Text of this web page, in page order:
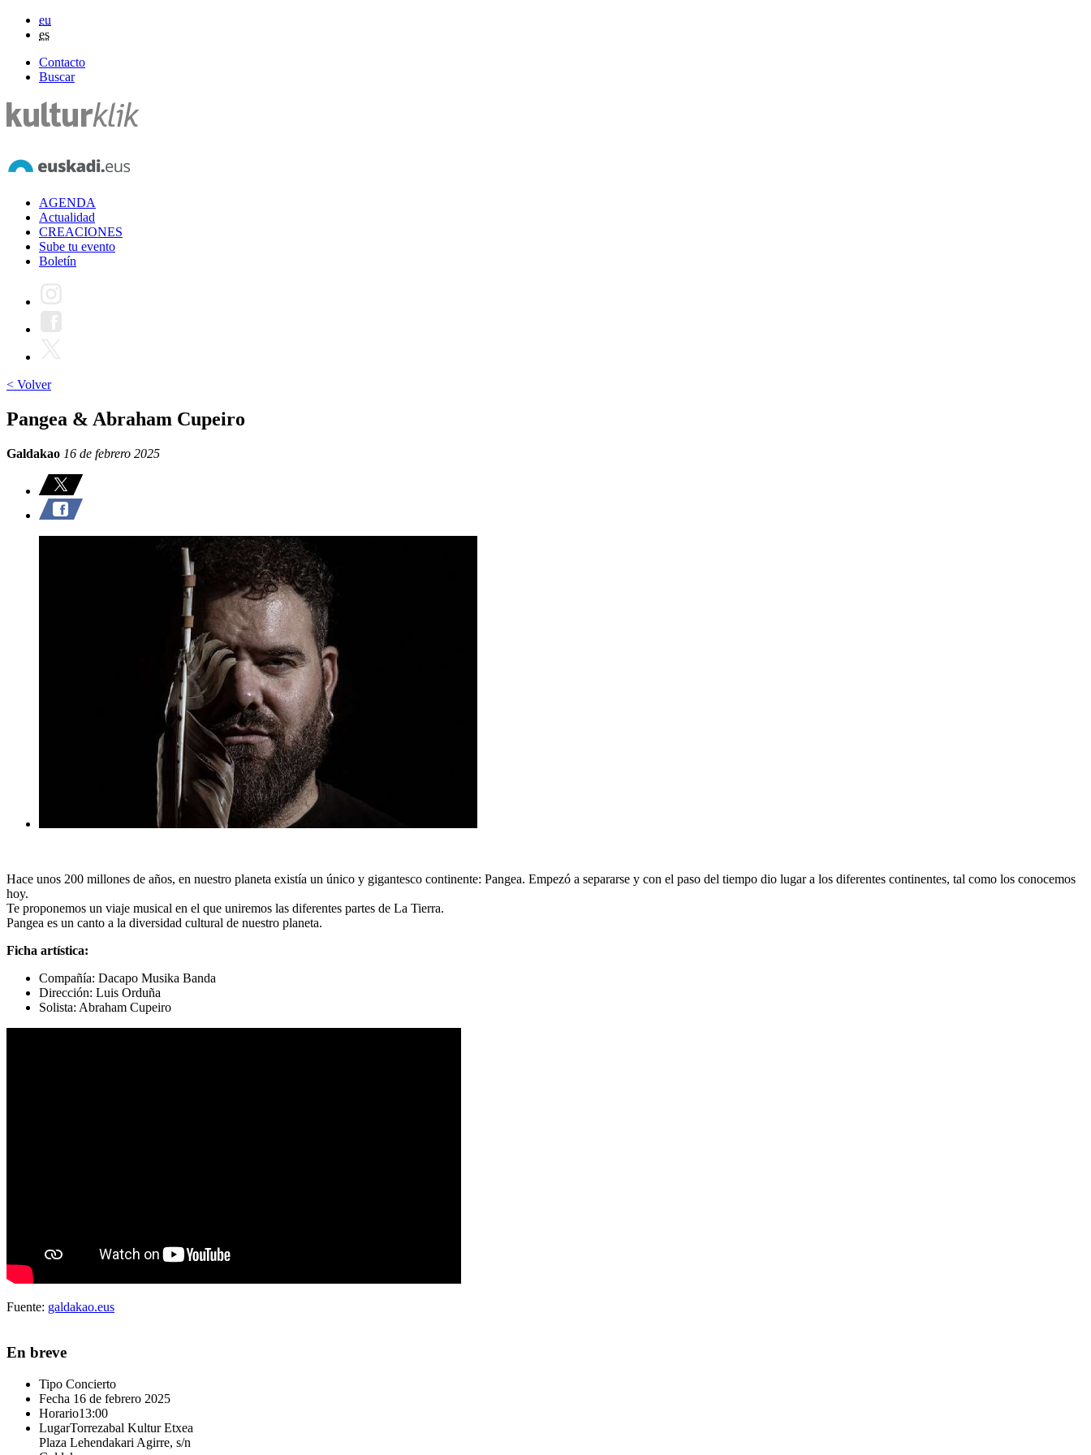
eu
es
Contacto
Buscar
AGENDA
Actualidad
CREACIONES
Sube tu evento
Boletín
< Volver
Pangea & Abraham Cupeiro
Galdakao 16 de febrero 2025
Hace unos 200 millones de años, en nuestro planeta existía un único y gigantesco continente: Pangea. Empezó a separarse y con el paso del tiempo dio lugar a los diferentes continentes, tal como los conocemos
hoy.
Te proponemos un viaje musical en el que uniremos las diferentes partes de La Tierra.
Pangea es un canto a la diversidad cultural de nuestro planeta.
Ficha artística:
Compañía: Dacapo Musika Banda
Dirección: Luis Orduña
Solista: Abraham Cupeiro
Fuente: galdakao.eus
En breve
Tipo Concierto
Fecha 16 de febrero 2025
Horario13:00
LugarTorrezabal Kultur Etxea
Plaza Lehendakari Agirre, s/n